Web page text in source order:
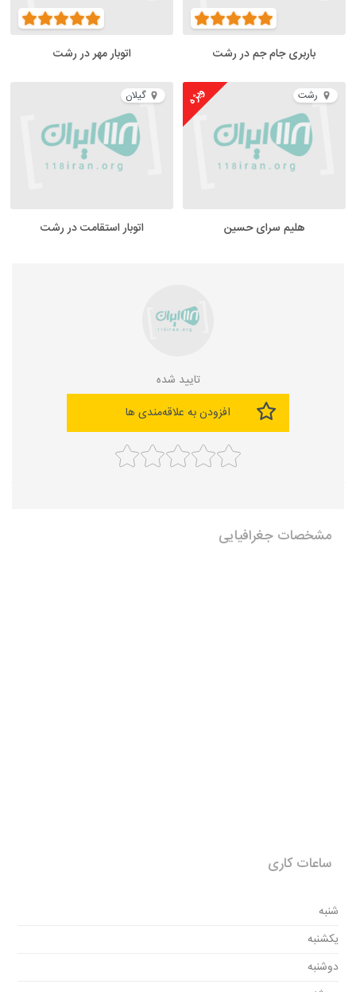
باربری جام جم در رشت اتوبار مهر در رشت
رشت ویژه
هلیم سرای حسین
گیلان
اتوبار استقامت در رشت
تایید شده
افزودن به علاقه‌مندی ها
مشخصات جغرافیایی
ساعات کاری
شنبه
یکشنبه
دوشنبه